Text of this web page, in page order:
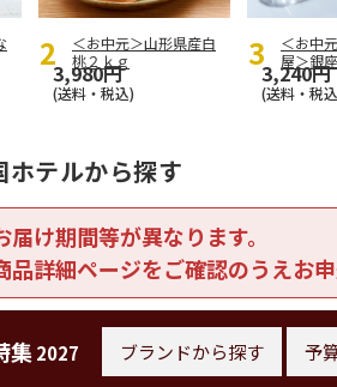
＜お中元＞山形県産白
桃２ｋｇ
3,980円
(送料・税込)
＜お中
屋＞銀
3,240円
(送料・税
ホテルから探す
け期間等が異なります。
品詳細ページをご確認のうえお申
集2027 ブランドから探す 予